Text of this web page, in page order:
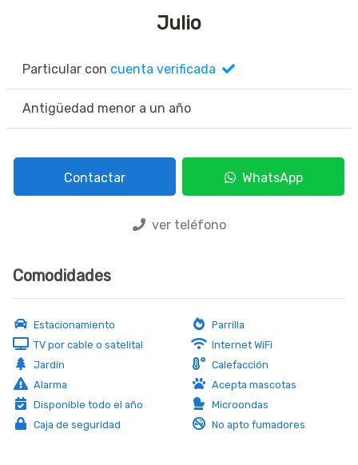
Julio
Particular con cuenta verificada
Antigüedad menor a un año
Contactar WhatsApp
ver teléfono
Comodidades
Estacionamiento
Parrilla
TV por cable o satelital
Internet WiFi
Jardín
Calefacción
Alarma
Acepta mascotas
(consultar)
Disponible todo el año
Microondas
Caja de seguridad
No apto fumadores